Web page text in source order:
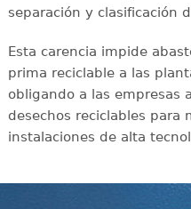
separación y clasificación
Esta carencia impide
prima reciclable a las
obligando a las empresas
desechos reciclables para
instalaciones de alta